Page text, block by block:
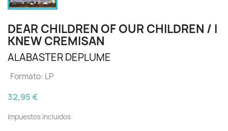
DEAR CHILDREN OF OUR CHILDREN / I
KNEW CREMISAN
ALABASTER DEPLUME
Formato: LP
32,95 €
Impuestos incluidos